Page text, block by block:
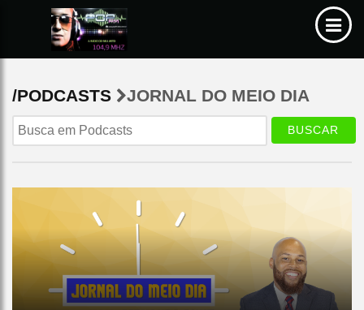
/PODCASTS JORNAL DO MEIO DIA
BUSCAR